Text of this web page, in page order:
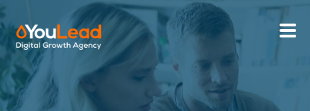
Sobre Nós